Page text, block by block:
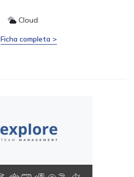
Cloud
Ficha completa >